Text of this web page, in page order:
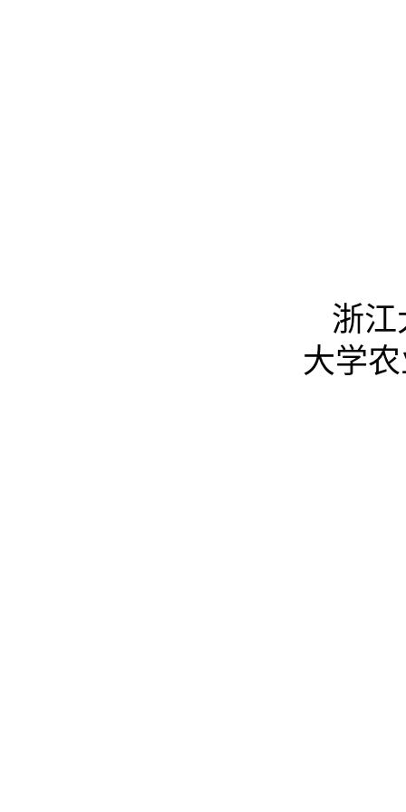
浙江
大学